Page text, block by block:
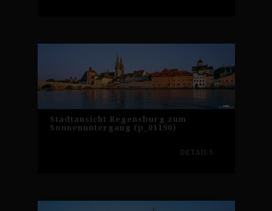
Stadtansicht Regensburg zum
Sonnenuntergang (p_01190)
DETAILS